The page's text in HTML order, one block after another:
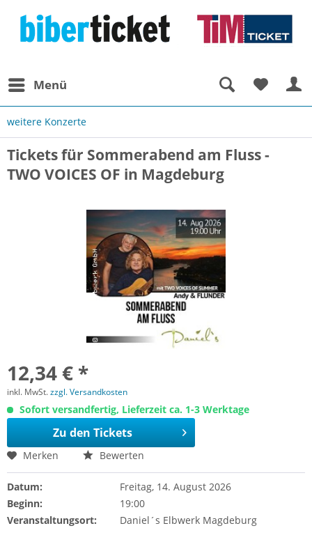
Menü
weitere Konzerte
Tickets für Sommerabend am Fluss -
TWO VOICES OF in Magdeburg
12,34 € *
inkl. MwSt.zzgl. Versandkosten
Sofort versandfertig, Lieferzeit ca. 1-3 Werktage
Zu den Tickets
Merken Bewerten
Datum:
Freitag, 14. August 2026
Beginn:
19:00
Veranstaltungsort:
Daniel´s Elbwerk Magdeburg